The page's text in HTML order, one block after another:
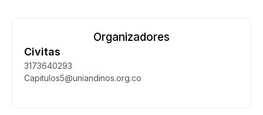
Organizadores
Civitas
3173640293
Capitulos5@uniandinos.org.co